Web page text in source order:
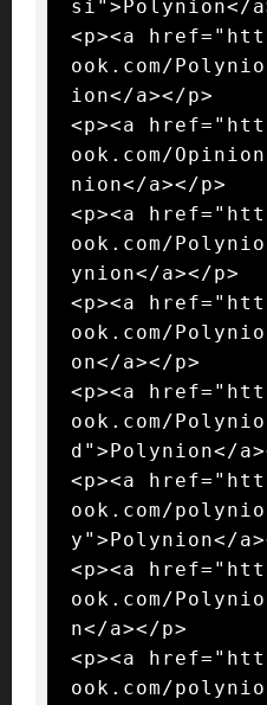
si">Polynion</
<p><a
ook.com/
ion</a></p>
<p><a
ook.com/
nion</a></p>
<p><a
ook.com/
ynion</a></p>
<p><a
ook.com/
on</a></p>
<p><a
ook.com/
d">Polynion</
<p><a
ook.com/
y">Polynion</
<p><a
ook.com/
n</a></p>
<p><a
ook.com/